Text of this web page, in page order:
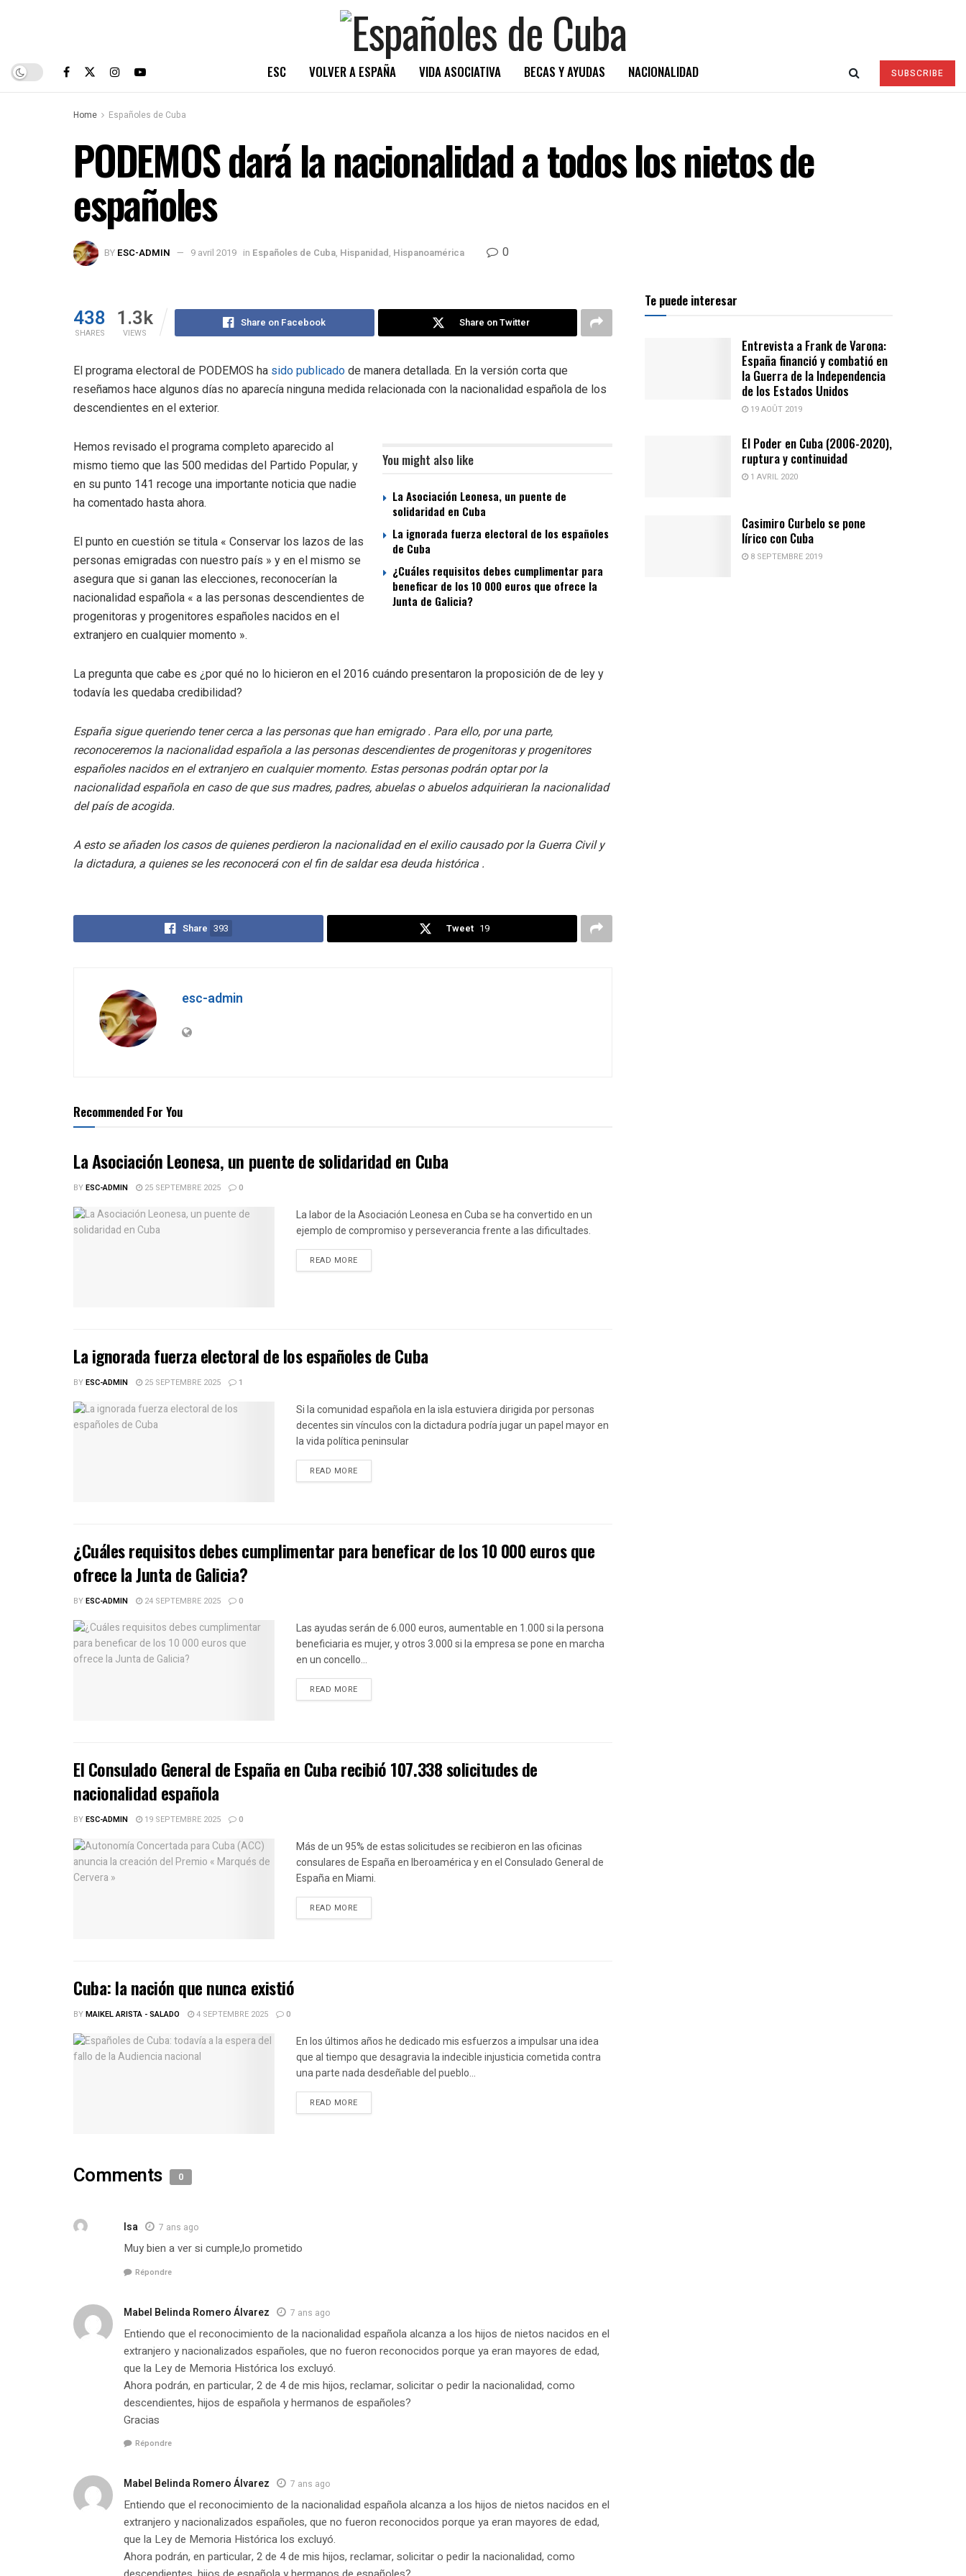
ESC VOLVER A ESPAÑA VIDA ASOCIATIVA BECAS Y AYUDAS NACIONALIDAD SUBSCRIBE
Home Españoles de Cuba
PODEMOS dará la nacionalidad a todos los nietos de
españoles
BY ESC-ADMIN 9 avril 2019 in Españoles de Cuba, Hispanidad, Hispanoamérica 0
438
SHARES
1.3k
VIEWS
Share on Facebook Share on Twitter
El programa electoral de PODEMOS ha sido publicado de manera detallada. En la versión corta que
reseñamos hace algunos días no aparecía ninguna medida relacionada con la nacionalidad española de los
descendientes en el exterior.
You might also like
La Asociación Leonesa, un puente de
solidaridad en Cuba
La ignorada fuerza electoral de los españoles
de Cuba
¿Cuáles requisitos debes cumplimentar para
beneficar de los 10 000 euros que ofrece la
Junta de Galicia?
Hemos revisado el programa completo aparecido al
mismo tiemo que las 500 medidas del Partido Popular, y
en su punto 141 recoge una importante noticia que nadie
ha comentado hasta ahora.
El punto en cuestión se titula « Conservar los lazos de las
personas emigradas con nuestro país » y en el mismo se
asegura que si ganan las elecciones, reconocerían la
nacionalidad española « a las personas descendientes de
progenitoras y progenitores españoles nacidos en el
extranjero en cualquier momento ».
La pregunta que cabe es ¿por qué no lo hicieron en el 2016 cuándo presentaron la proposición de de ley y
todavía les quedaba credibilidad?
España sigue queriendo tener cerca a las personas que han emigrado . Para ello, por una parte,
reconoceremos la nacionalidad española a las personas descendientes de progenitoras y progenitores
españoles nacidos en el extranjero en cualquier momento. Estas personas podrán optar por la
nacionalidad española en caso de que sus madres, padres, abuelas o abuelos adquirieran la nacionalidad
del país de acogida.
A esto se añaden los casos de quienes perdieron la nacionalidad en el exilio causado por la Guerra Civil y
la dictadura, a quienes se les reconocerá con el fin de saldar esa deuda histórica .
Share 393 Tweet 19
esc-admin
Recommended For You
La Asociación Leonesa, un puente de solidaridad en Cuba
BYESC-ADMIN 25 SEPTEMBRE 2025 0
La labor de la Asociación Leonesa en Cuba se ha convertido en un
ejemplo de compromiso y perseverancia frente a las dificultades.
READ MOREDETAILS
La ignorada fuerza electoral de los españoles de Cuba
BYESC-ADMIN 25 SEPTEMBRE 2025 1
Si la comunidad española en la isla estuviera dirigida por personas
decentes sin vínculos con la dictadura podría jugar un papel mayor en
la vida política peninsular
READ MOREDETAILS
¿Cuáles requisitos debes cumplimentar para beneficar de los 10 000 euros que
ofrece la Junta de Galicia?
BYESC-ADMIN 24 SEPTEMBRE 2025 0
Las ayudas serán de 6.000 euros, aumentable en 1.000 si la persona
beneficiaria es mujer, y otros 3.000 si la empresa se pone en marcha
en un concello...
READ MOREDETAILS
El Consulado General de España en Cuba recibió 107.338 solicitudes de
nacionalidad española
BYESC-ADMIN 19 SEPTEMBRE 2025 0
Más de un 95% de estas solicitudes se recibieron en las oficinas
consulares de España en Iberoamérica y en el Consulado General de
España en Miami.
READ MOREDETAILS
Cuba: la nación que nunca existió
BYMAIKEL ARISTA - SALADO 4 SEPTEMBRE 2025 0
En los últimos años he dedicado mis esfuerzos a impulsar una idea
que al tiempo que desagravia la indecible injusticia cometida contra
una parte nada desdeñable del pueblo...
READ MOREDETAILS
Comments 0
Isa 7 ans ago
Muy bien a ver si cumple,lo prometido
Répondre
Mabel Belinda Romero Álvarez 7 ans ago
Entiendo que el reconocimiento de la nacionalidad española alcanza a los hijos de nietos nacidos en el
extranjero y nacionalizados españoles, que no fueron reconocidos porque ya eran mayores de edad,
que la Ley de Memoria Histórica los excluyó.
Ahora podrán, en particular, 2 de 4 de mis hijos, reclamar, solicitar o pedir la nacionalidad, como
descendientes, hijos de española y hermanos de españoles?
Gracias
Répondre
Mabel Belinda Romero Álvarez 7 ans ago
Entiendo que el reconocimiento de la nacionalidad española alcanza a los hijos de nietos nacidos en el
extranjero y nacionalizados españoles, que no fueron reconocidos porque ya eran mayores de edad,
que la Ley de Memoria Histórica los excluyó.
Ahora podrán, en particular, 2 de 4 de mis hijos, reclamar, solicitar o pedir la nacionalidad, como
Te puede interesar
Entrevista a Frank de Varona:
España financió y combatió en
la Guerra de la Independencia
de los Estados Unidos
19 AOÛT 2019
El Poder en Cuba (2006-2020),
ruptura y continuidad
1 AVRIL 2020
Casimiro Curbelo se pone
lírico con Cuba
8 SEPTEMBRE 2019